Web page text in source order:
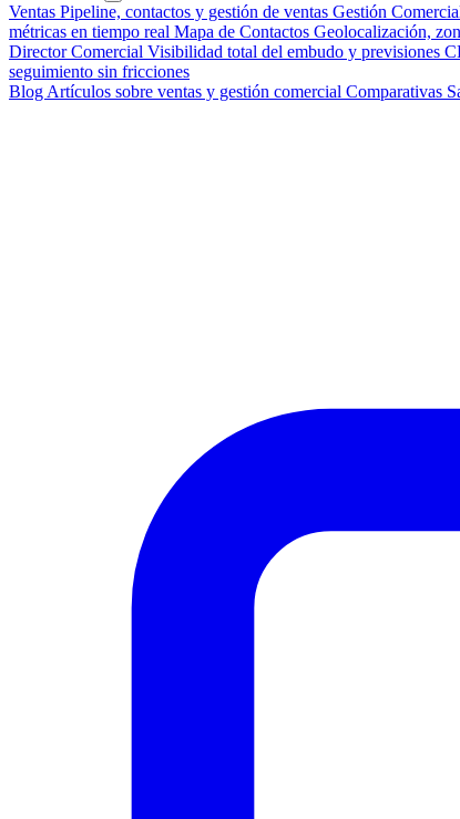
Ventas Pipeline, contactos y gestión de ventas Gestión
métricas en tiempo real Mapa de Contactos Geolocalización,
Director Comercial Visibilidad total del embudo y previsiones
seguimiento sin fricciones
Blog Artículos sobre ventas y gestión comercial Comparativas